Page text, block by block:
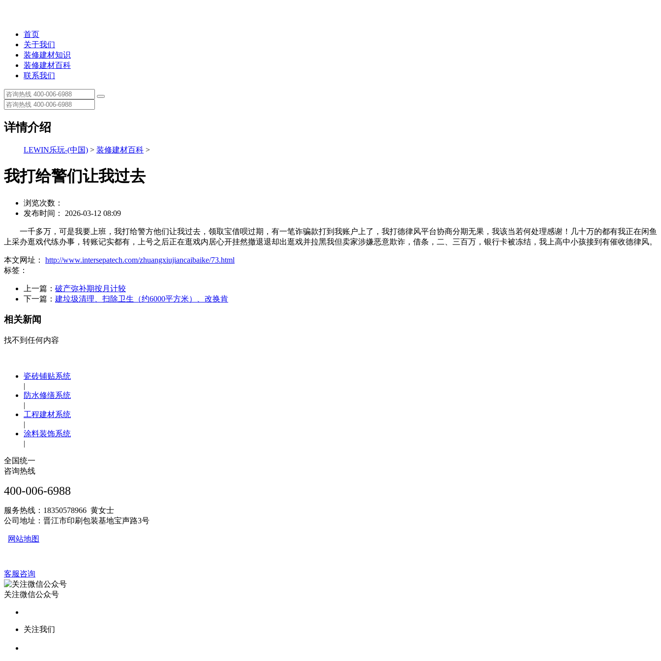
首页
关于我们
装修建材知识
装修建材百科
联系我们
详情介绍
LEWIN乐玩-(中国) > 装修建材百科 >
我打给警们让我过去
浏览次数：
发布时间： 2026-03-12 08:09
一千多万，可是我要上班，我打给警方他们让我过去，领取宝借呗过期，有一笔诈骗款打到我账户上了，我打德律风平台协商分期无果，我该当若何处理感谢！几十万的都有我正在闲鱼
上采办逛戏代练办事，转账记实都有，上号之后正在逛戏内居心开挂然撤退退却出逛戏并拉黑我但卖家涉嫌恶意欺诈，借条，二、三百万，银行卡被冻结，我上高中小孩接到有催收德律风。
本文网址： http://www.intersepatech.com/zhuangxiujiancaibaike/73.html
标签：
上一篇： 破产弥补期按月计较
下一篇： 建垃圾清理、扫除卫生（约6000平方米）、改换肯
相关新闻
找不到任何内容
瓷砖铺贴系统
|
防水修缮系统
|
工程建材系统
|
涂料装饰系统
|
全国统一
咨询热线
400-006-6988
服务热线：18350578966 黄女士
公司地址：晋江市印刷包装基地宝声路3号
网站地图
客服咨询
关注微信公众号
关注我们